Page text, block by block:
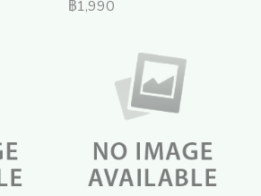
฿1,990